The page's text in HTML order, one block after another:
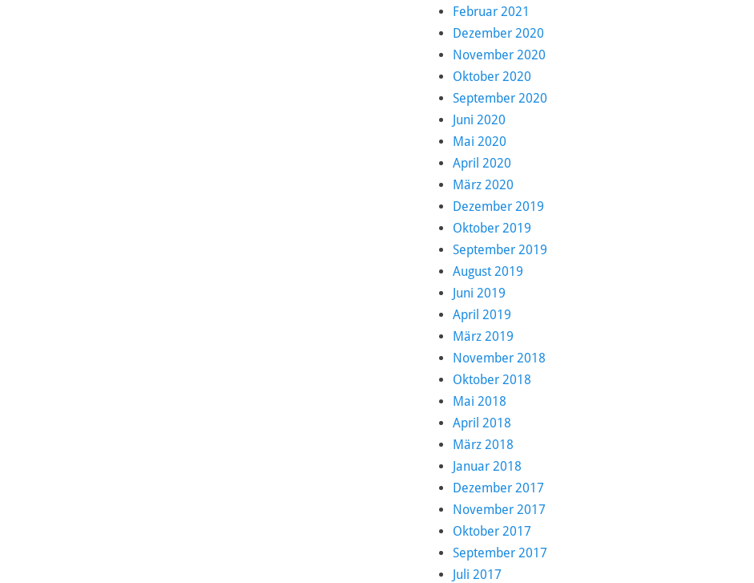
Februar 2021
Dezember 2020
November 2020
Oktober 2020
September 2020
Juni 2020
Mai 2020
April 2020
März 2020
Dezember 2019
Oktober 2019
September 2019
August 2019
Juni 2019
April 2019
März 2019
November 2018
Oktober 2018
Mai 2018
April 2018
März 2018
Januar 2018
Dezember 2017
November 2017
Oktober 2017
September 2017
Juli 2017